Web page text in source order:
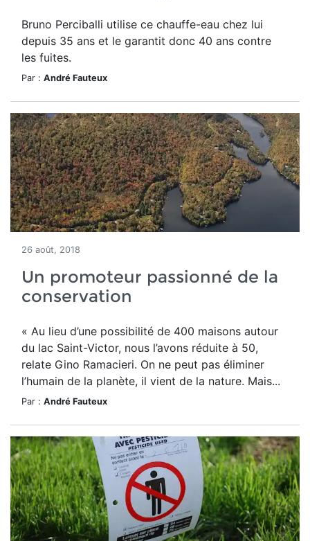
Bruno Perciballi utilise ce chauffe-eau chez lui
depuis 35 ans et le garantit donc 40 ans contre
les fuites.
Par : André Fauteux
26 août, 2018
Un promoteur passionné de la
conservation
« Au lieu d’une possibilité de 400 maisons autour
du lac Saint-Victor, nous l’avons réduite à 50,
relate Gino Ramacieri. On ne peut pas éliminer
l’humain de la planète, il vient de la nature. Mais...
Par : André Fauteux